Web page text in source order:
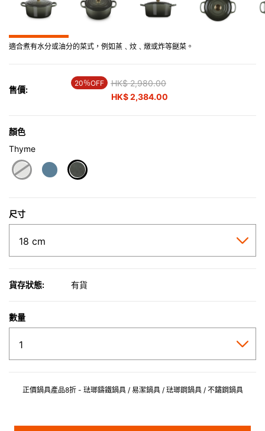
適合煮有水分或油分的菜式，例如蒸﹑炆﹑燉或炸等餸菜。
售價:
20％OFF Price reduced from
HK$ 2,980.00to
HK$ 2,384.00
顏色
Thyme
尺寸
貨存狀態: 有貨
數量
正價鍋具產品8折 - 琺瑯鑄鐵鍋具 / 易潔鍋具 / 琺瑯鋼鍋具 / 不鏽鋼鍋具